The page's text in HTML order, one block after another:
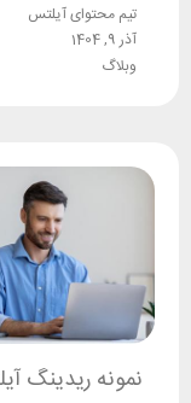
تیم محتوای آیلتس
آذر 9, 1404
وبلاگ
نمونه ریدینگ آیلتس 2026